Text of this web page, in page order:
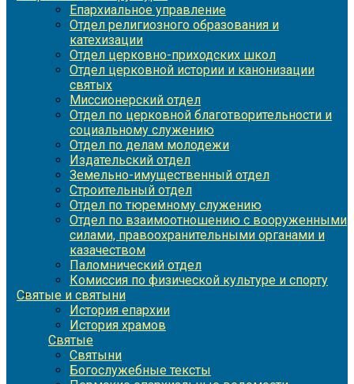
Епархиальное управление
Отдел религиозного образования и
катехизации
Отдел церковно-приходских школ
Отдел церковной истории и канонизации
святых
Миссионерский отдел
Отдел по церковной благотворительности и
социальному служению
Отдел по делам молодежи
Издательский отдел
Земельно-имущественный отдел
Строительный отдел
Отдел по тюремному служению
Отдел по взаимоотношению с вооруженными
силами, правоохранительными органами и
казачеством
Паломнический отдел
Комиссия по физической культуре и спорту
Святые и святыни
История епархии
История храмов
Святые
Святыни
Богослужебные тексты